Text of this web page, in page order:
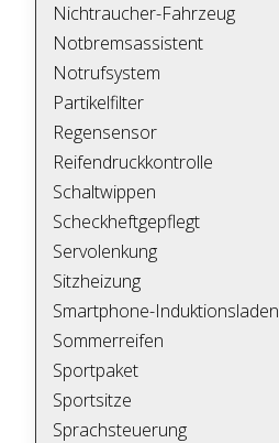
Nichtraucher-Fahrzeug
Notbremsassistent
Notrufsystem
Partikelfilter
Regensensor
Reifendruckkontrolle
Schaltwippen
Scheckheftgepflegt
Servolenkung
Sitzheizung
Smartphone-Induktionsladen
Sommerreifen
Sportpaket
Sportsitze
Sprachsteuerung